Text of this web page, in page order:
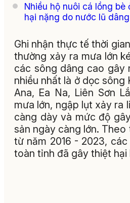
Nhiều hộ nuôi cá lồng bè
hại nặng do nước lũ
Ghi nhận thực tế thời
thường xảy ra mưa lớn
các sông dâng cao gây
nhiều nhất là ở dọc
Ana, Ea Na, Liên Sơn
mưa lớn, ngập lụt xảy ra
càng dày và mức độ
sản ngày càng lớn.
từ năm 2016 - 2023,
toàn tỉnh đã gây thiệt